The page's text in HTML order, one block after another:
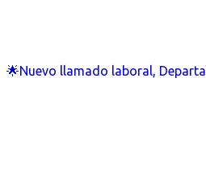
🌟Nuevo llamado laboral,